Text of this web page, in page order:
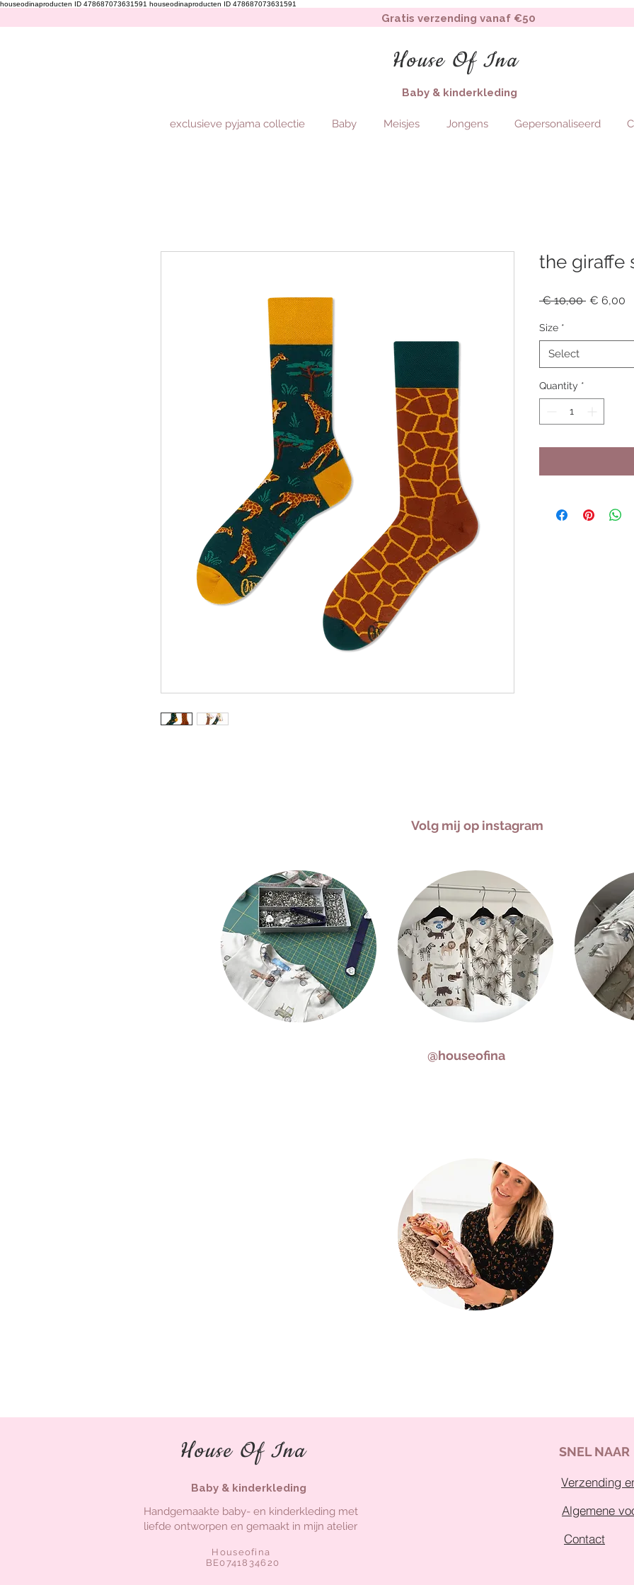
houseodinaproducten ID 478687073631591 houseodinaproducten ID 478687073631591
Gratis verzending vanaf €50
House Of Ina
Baby & kinderkleding
exclusieve pyjama collectie Baby Meisjes Jongens Gepersonaliseerd
the giraffe
€ 10,00 Regular
€ 6,00
Size *
Select
Quantity *
Volg mij op instagram
@houseofina
House Of Ina
Baby & kinderkleding
Handgemaakte baby- en kinderkleding met
liefde ontworpen en gemaakt in mijn atelier
Houseofina
BE0741834620
SNEL NAAR
Verzending
Algemene
Contact